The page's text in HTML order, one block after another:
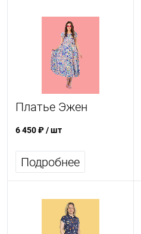
Платье Эжен
6 450 ₽/ шт
Подробнее